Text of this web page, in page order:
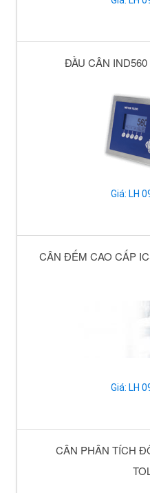
ĐẦU CÂN
Giá: LH
CÂN ĐẾM CAO CẤP
Giá: LH
CÂN PHÂN TÍCH